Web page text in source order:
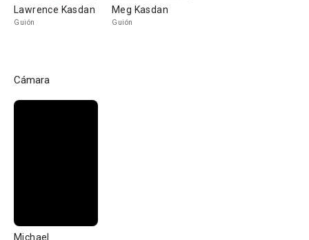
Lawrence Kasdan
Guión
Meg Kasdan
Guión
Cámara
Michael